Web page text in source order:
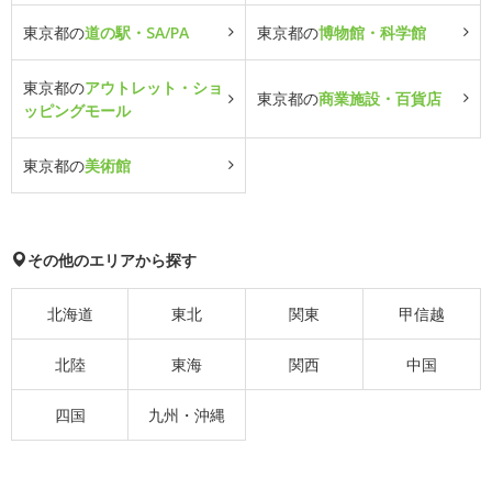
東京都の道の駅・SA/PA 東京都の博物館・科学館
東京都のアウトレット・ショ
ッピングモール
東京都の商業施設・百貨店
東京都の美術館
その他のエリアから探す
北海道 東北 関東 甲信越
北陸 東海 関西 中国
四国 九州・沖縄